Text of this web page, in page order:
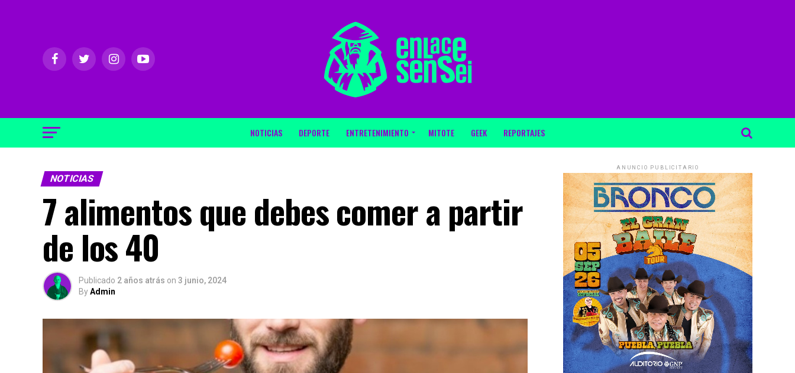
NOTICIAS DEPORTE ENTRETENIMIENTO MITOTE GEEK REPORTAJES
NOTICIAS
7 alimentos que debes comer a partir
de los 40
Publicado 2 años atrás on 3 junio, 2024
ByAdmin
ANUNCIO PUBLICITARIO